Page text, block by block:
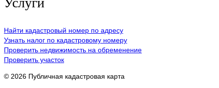
Найти кадастровый номер по адресу
Узнать налог по кадастровому номеру
Проверить недвижимость на обременение
Проверить участок
© 2026 Публичная кадастровая карта